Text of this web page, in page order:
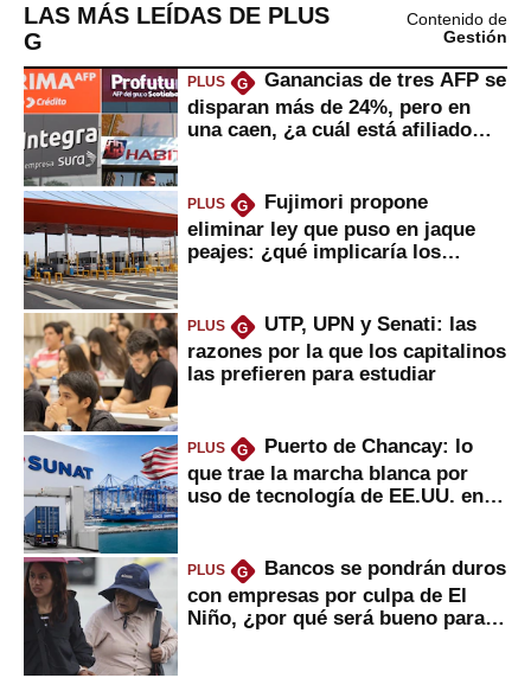
LAS MÁS LEÍDAS DE PLUS
G
Contenido de
Gestión
PLUS G
Ganancias de tres AFP se
disparan más de 24%, pero en
una caen, ¿a cuál está afiliado
PLUS G
Fujimori propone
eliminar ley que puso en jaque
peajes: ¿qué implicaría los
PLUS G
UTP, UPN y Senati: las
razones por la que los capitalinos
las prefieren para estudiar
PLUS G
Puerto de Chancay: lo
que trae la marcha blanca por
uso de tecnología de EE.UU. en
PLUS G
Bancos se pondrán duros
con empresas por culpa de El
Niño, ¿por qué será bueno para